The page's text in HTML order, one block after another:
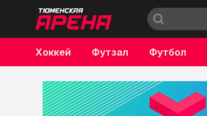
Хоккей Футзал Футбол
Бокс